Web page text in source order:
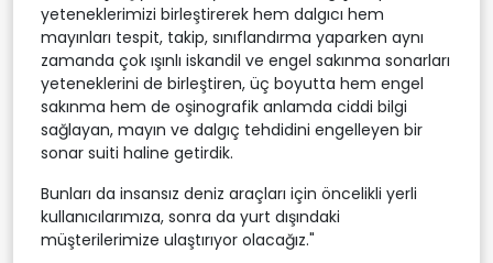
yeteneklerimizi birleştirerek hem dalgıcı hem
mayınları tespit, takip, sınıflandırma yaparken aynı
zamanda çok ışınlı iskandil ve engel sakınma sonarları
yeteneklerini de birleştiren, üç boyutta hem engel
sakınma hem de oşinografik anlamda ciddi bilgi
sağlayan, mayın ve dalgıç tehdidini engelleyen bir
sonar suiti haline getirdik.
Bunları da insansız deniz araçları için öncelikli yerli
kullanıcılarımıza, sonra da yurt dışındaki
müşterilerimize ulaştırıyor olacağız."